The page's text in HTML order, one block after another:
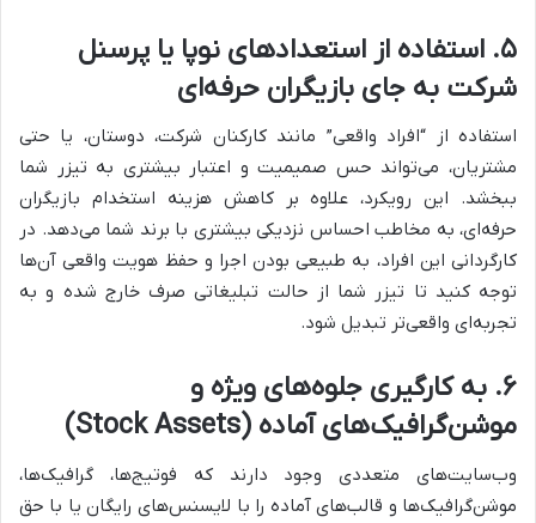
۵. استفاده از استعدادهای نوپا یا پرسنل
شرکت به جای بازیگران حرفه‌ای
استفاده از “افراد واقعی” مانند کارکنان شرکت، دوستان، یا حتی
مشتریان، می‌تواند حس صمیمیت و اعتبار بیشتری به تیزر شما
ببخشد. این رویکرد، علاوه بر کاهش هزینه استخدام بازیگران
حرفه‌ای، به مخاطب احساس نزدیکی بیشتری با برند شما می‌دهد. در
کارگردانی این افراد، به طبیعی بودن اجرا و حفظ هویت واقعی آن‌ها
توجه کنید تا تیزر شما از حالت تبلیغاتی صرف خارج شده و به
تجربه‌ای واقعی‌تر تبدیل شود.
۶. به کارگیری جلوه‌های ویژه و
موشن‌گرافیک‌های آماده (Stock Assets)
وب‌سایت‌های متعددی وجود دارند که فوتیج‌ها، گرافیک‌ها،
موشن‌گرافیک‌ها و قالب‌های آماده را با لایسنس‌های رایگان یا با حق